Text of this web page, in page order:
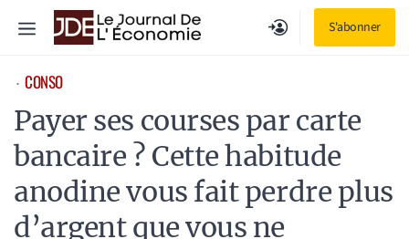
S'abonner
Menu
⋅ CONSO
Payer ses courses par carte
bancaire ? Cette habitude
anodine vous fait perdre plus
d’argent que vous ne